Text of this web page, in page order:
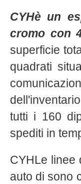
CYHè un
cromo con
superficie
quadrati
tutti i 160
spediti in
CYHLe linee
auto di sono